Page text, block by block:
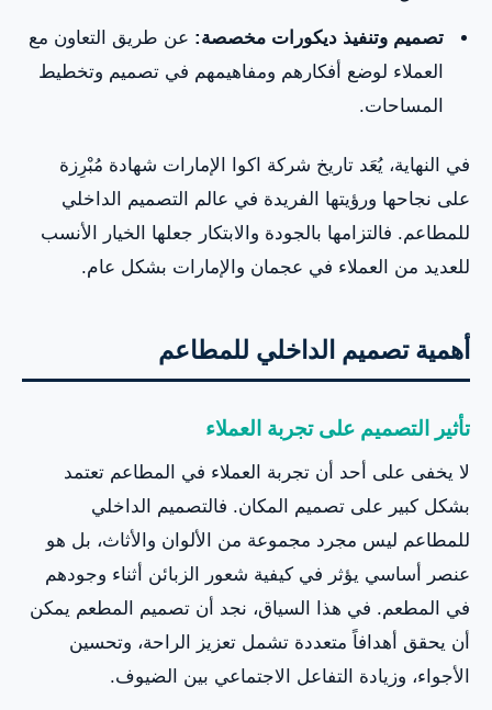
تصميم وتنفيذ ديكورات مخصصة: عن طريق التعاون مع
العملاء لوضع أفكارهم ومفاهيمهم في تصميم وتخطيط
المساحات.
في النهاية، يُعَد تاريخ شركة اكوا الإمارات شهادة مُبْرِزة
على نجاحها ورؤيتها الفريدة في عالم التصميم الداخلي
للمطاعم. فالتزامها بالجودة والابتكار جعلها الخيار الأنسب
للعديد من العملاء في عجمان والإمارات بشكل عام.
أهمية تصميم الداخلي للمطاعم
تأثير التصميم على تجربة العملاء
لا يخفى على أحد أن تجربة العملاء في المطاعم تعتمد
بشكل كبير على تصميم المكان. فالتصميم الداخلي
للمطاعم ليس مجرد مجموعة من الألوان والأثاث، بل هو
عنصر أساسي يؤثر في كيفية شعور الزبائن أثناء وجودهم
في المطعم. في هذا السياق، نجد أن تصميم المطعم يمكن
أن يحقق أهدافاً متعددة تشمل تعزيز الراحة، وتحسين
الأجواء، وزيادة التفاعل الاجتماعي بين الضيوف.